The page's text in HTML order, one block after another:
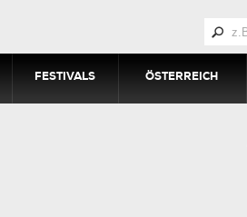
FESTIVALS ÖSTERREICH